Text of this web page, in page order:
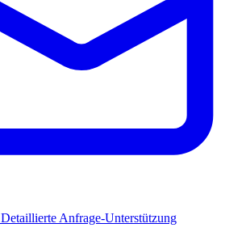
Detaillierte Anfrage-Unterstützung